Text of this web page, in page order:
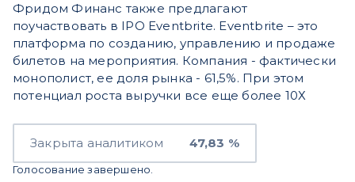
Фридом Финанс также предлагают
поучаствовать в IPO Eventbrite. Eventbrite – это
платформа по созданию, управлению и продаже
билетов на мероприятия. Компания - фактически
монополист, ее доля рынка - 61,5%. При этом
потенциал роста выручки все еще более 10Х
Закрыта аналитиком 47,83 %
Голосование завершено.